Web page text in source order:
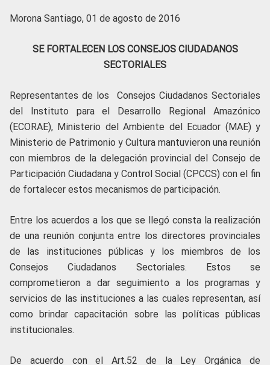
Morona Santiago, 01 de agosto de 2016
SE FORTALECEN LOS CONSEJOS CIUDADANOS
SECTORIALES
Representantes de los Consejos Ciudadanos Sectoriales
del Instituto para el Desarrollo Regional Amazónico
(ECORAE), Ministerio del Ambiente del Ecuador (MAE) y
Ministerio de Patrimonio y Cultura mantuvieron una reunión
con miembros de la delegación provincial del Consejo de
Participación Ciudadana y Control Social (CPCCS) con el fin
de fortalecer estos mecanismos de participación.
Entre los acuerdos a los que se llegó consta la realización
de una reunión conjunta entre los directores provinciales
de las instituciones públicas y los miembros de los
Consejos Ciudadanos Sectoriales. Estos se
comprometieron a dar seguimiento a los programas y
servicios de las instituciones a las cuales representan, así
como brindar capacitación sobre las políticas públicas
institucionales.
De acuerdo con el Art.52 de la Ley Orgánica de